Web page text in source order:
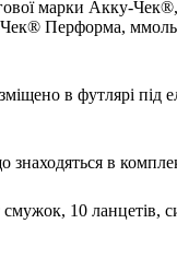
марки Акку-
Чек® Перформа,
в футлярі під
в
10 ланцетів,